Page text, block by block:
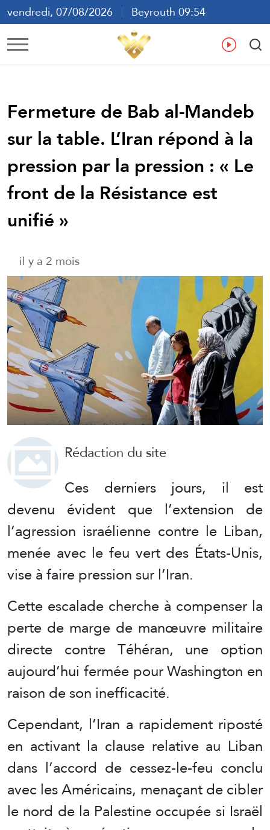
vendredi, 07/08/2026
Beyrouth 09:54
ع
Fermeture de Bab al-Mandeb
sur la table. L’Iran répond à la
pression par la pression : « Le
front de la Résistance est
unifié »
il y a 2 mois
Rédaction du site
Ces derniers jours, il est
devenu évident que l’extension de
l’agression israélienne contre le Liban,
menée avec le feu vert des États-Unis,
vise à faire pression sur l’Iran.
Cette escalade cherche à compenser la
perte de marge de manœuvre militaire
directe contre Téhéran, une option
aujourd’hui fermée pour Washington en
raison de son inefficacité.
Cependant, l’Iran a rapidement riposté
en activant la clause relative au Liban
dans l’accord de cessez-le-feu conclu
avec les Américains, menaçant de cibler
le nord de la Palestine occupée si Israël